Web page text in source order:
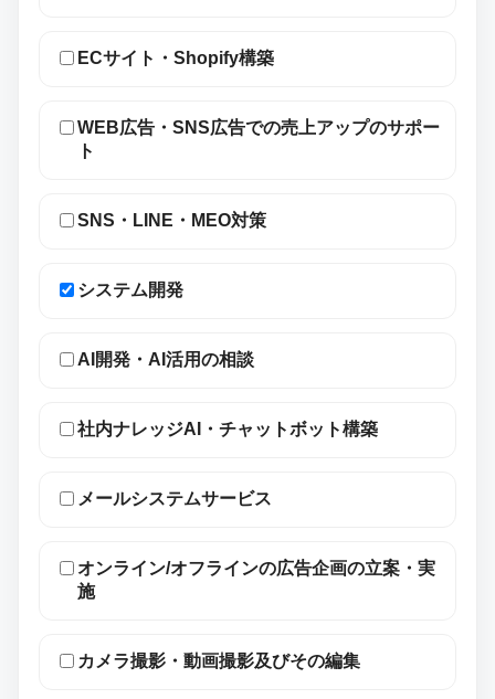
ECサイト・Shopify構築
WEB広告・SNS広告での売上アップのサポー
ト
SNS・LINE・MEO対策
システム開発
AI開発・AI活用の相談
社内ナレッジAI・チャットボット構築
メールシステムサービス
オンライン/オフラインの広告企画の立案・実
施
カメラ撮影・動画撮影及びその編集